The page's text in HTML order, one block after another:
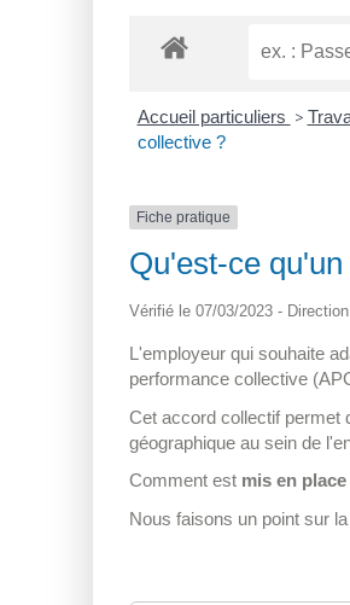
Accueil particuliers >
collective ?
Fiche pratique
Qu'est-ce
Vérifié le 07/03/2023 -
L'employeur qui souhaite
performance collective
Cet accord collectif permet
géographique au sein de
Comment est mis en place
Nous faisons un point sur